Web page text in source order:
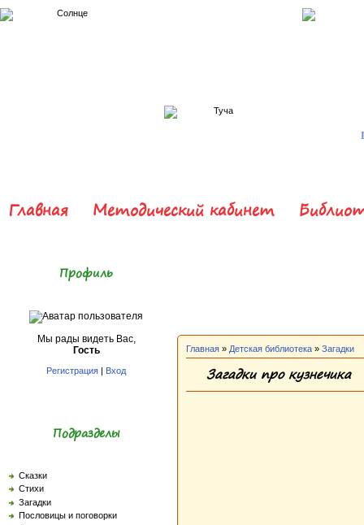
Главная Методический кабинет
Профиль
Мы рады видеть Вас,
Гость
Регистрация | Вход
Подразделы
Сказки
Стихи
Загадки
Пословицы и поговорки
Главная » Детская библиотека » Загадки
Загадки про кузнечика